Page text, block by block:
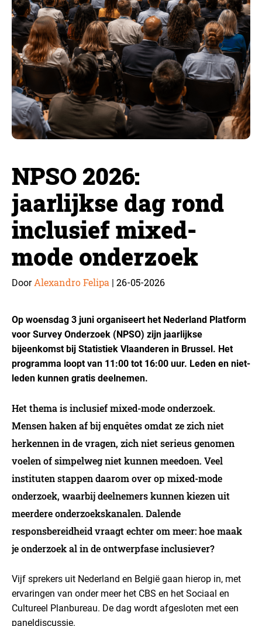
NPSO 2026:
jaarlijkse dag rond
inclusief mixed-
mode onderzoek
Door Alexandro Felipa | 26-05-2026
Op woensdag 3 juni organiseert het Nederland Platform
voor Survey Onderzoek (NPSO) zijn jaarlijkse
bijeenkomst bij Statistiek Vlaanderen in Brussel. Het
programma loopt van 11:00 tot 16:00 uur. Leden en niet-
leden kunnen gratis deelnemen.
Het thema is inclusief mixed-mode onderzoek.
Mensen haken af bij enquêtes omdat ze zich niet
herkennen in de vragen, zich niet serieus genomen
voelen of simpelweg niet kunnen meedoen. Veel
instituten stappen daarom over op mixed-mode
onderzoek, waarbij deelnemers kunnen kiezen uit
meerdere onderzoekskanalen. Dalende
responsbereidheid vraagt echter om meer: hoe maak
je onderzoek al in de ontwerpfase inclusiever?
Vijf sprekers uit Nederland en België gaan hierop in, met
ervaringen van onder meer het CBS en het Sociaal en
Cultureel Planbureau. De dag wordt afgesloten met een
paneldiscussie.